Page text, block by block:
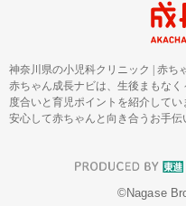
神奈川県の小児科クリニック | 赤ち
赤ちゃん成長ナビは、生後まもな
度合いと育児ポイントを紹介してい
安心して赤ちゃんと向き合うお手伝
©︎Nagase